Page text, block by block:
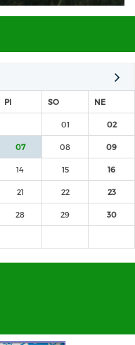
PI SO NE
01 02
07 08 09
14 15 16
21 22 23
28 29 30